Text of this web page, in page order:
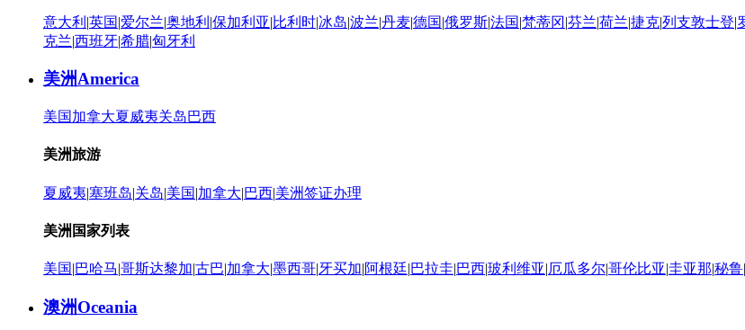
意大利 |英国|爱尔兰|奥地利 |保加利亚|比利时|冰岛|波兰|丹麦|德国|俄罗斯|法国|梵蒂冈 |芬兰|荷兰|捷克|列支敦士登|
克兰|西班牙|希腊|匈牙利
美洲America
美国加拿大夏威夷关岛巴西
美洲旅游
夏威夷|塞班岛|关岛|美国|加拿大|巴西|美洲签证办理
美洲国家列表
美国|巴哈马|哥斯达黎加|古巴|加拿大|墨西哥|牙买加|阿根廷|巴拉圭|巴西|玻利维亚|厄瓜多尔|哥伦比亚|圭亚那|秘鲁|
澳洲Oceania